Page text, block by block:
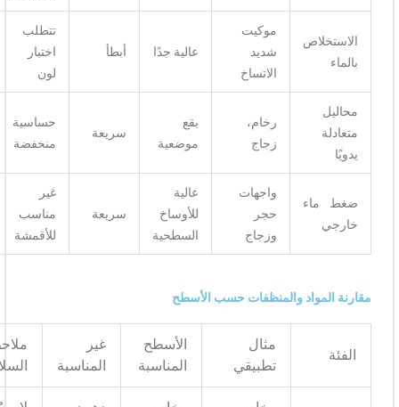
عالية جدًا أبطأ
اختبار
للحالات
الصعبة
رخام،
بقع
موضعية
سريعة
منخفضة
للأثاث
الفاخر
وزجاج
عالية
للأوساخ
السطحية
سريعة
مناسب
خارجي
والمنظفات حسب الأسطح
الأسطح
المناسبة
غير
المناسبة
ملاحظات
السلامة